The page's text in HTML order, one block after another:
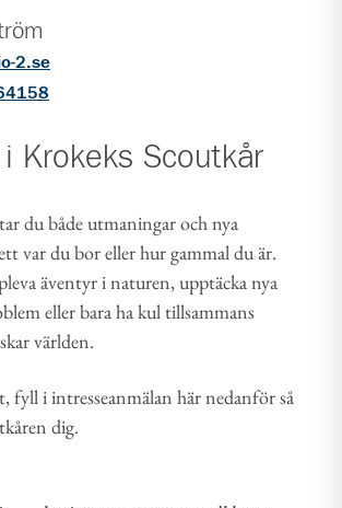
2.se
Krokeks Scoutkår
du både utmaningar och nya
var du bor eller hur gammal du är.
äventyr i naturen, upptäcka nya
eller bara ha kul tillsammans
världen.
fyll i intresseanmälan här nedanför så
dig.